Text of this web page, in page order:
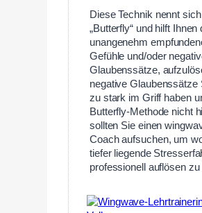
Diese Technik nennt sich
„Butterfly“ und hilft Ihnen
unangenehm
Gefühle und/oder
Glaubenssätze,
negative Glaubenssätze
zu stark im Griff haben
Butterfly-Methode nicht
sollten Sie einen
Coach aufsuchen, um
tiefer liegende
professionell auflösen